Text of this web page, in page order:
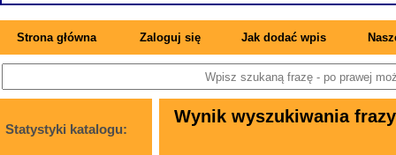
Strona główna Zaloguj się Jak dodać wpis
Statystyki katalogu:
Wynik wyszukiwania